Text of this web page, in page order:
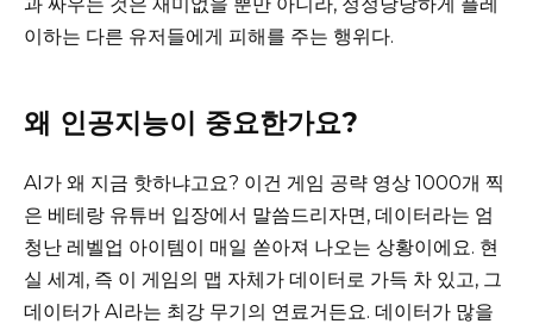
이하는 다른 유저들에게 피해를 주는 행위다.
왜 인공지능이 중요한가요?
AI가 왜 지금 핫하냐고요? 이건 게임 공략 영상 1000개 찍
은 베테랑 유튜버 입장에서 말씀드리자면, 데이터라는 엄
청난 레벨업 아이템이 매일 쏟아져 나오는 상황이에요. 현
실 세계, 즉 이 게임의 맵 자체가 데이터로 가득 차 있고, 그
데이터가 AI라는 최강 무기의 연료거든요. 데이터가 많을